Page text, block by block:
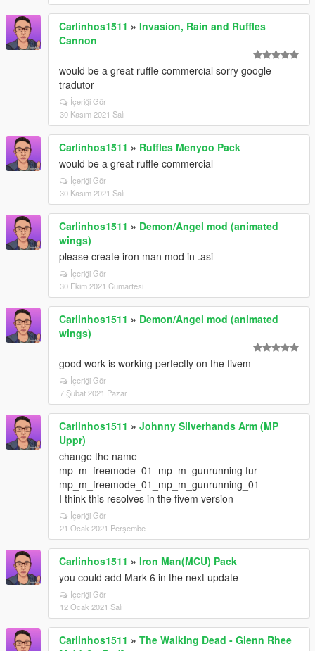
Carlinhos1511 » Invasion, Rain and Ruffles
Cannon
would be a great ruffle commercial sorry google
tradutor
İçeriği Gör
30 Kasım 2021 Salı
Carlinhos1511 » Ruffles Menyoo Pack
would be a great ruffle commercial
İçeriği Gör
30 Kasım 2021 Salı
Carlinhos1511 » Demon/Angel mod (animated
wings)
please create iron man mod in .asi
İçeriği Gör
30 Ekim 2021 Cumartesi
Carlinhos1511 » Demon/Angel mod (animated
wings)
good work is working perfectly on the fivem
İçeriği Gör
7 Şubat 2021 Pazar
Carlinhos1511 » Johnny Silverhands Arm (MP
Uppr)
change the name
mp_m_freemode_01_mp_m_gunrunning fur
mp_m_freemode_01_mp_m_gunrunning_01
I think this resolves in the fivem version
İçeriği Gör
21 Ocak 2021 Perşembe
Carlinhos1511 » Iron Man(MCU) Pack
you could add Mark 6 in the next update
İçeriği Gör
12 Ocak 2021 Salı
Carlinhos1511 » The Walking Dead - Glenn Rhee